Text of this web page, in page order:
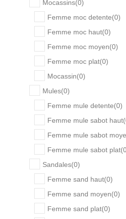
Mocassins(0)
Femme moc detente(0)
Femme moc haut(0)
Femme moc moyen(0)
Femme moc plat(0)
Mocassin(0)
Mules(0)
Femme mule detente(0)
Femme mule sabot haut(
Femme mule sabot
Femme mule sabot plat(
Sandales(0)
Femme sand haut(0)
Femme sand moyen(0)
Femme sand plat(0)